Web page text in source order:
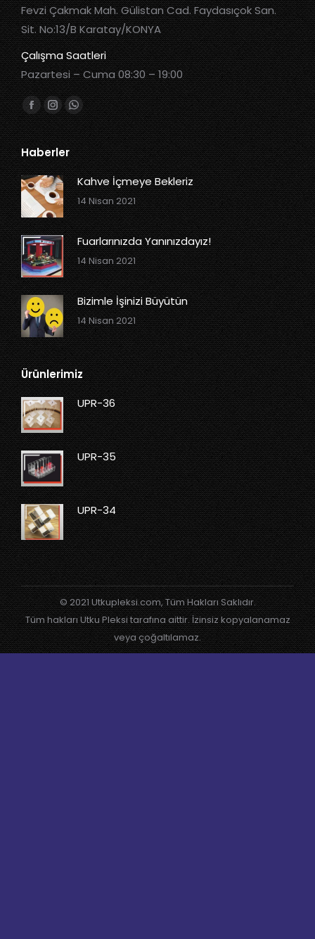
Fevzi Çakmak Mah. Gülistan Cad. Faydasıçok San.
Sit. No:13/B Karatay/KONYA
Çalışma Saatleri
Pazartesi – Cuma 08:30 – 19:00
Bizi bulun:
Haberler
Kahve İçmeye Bekleriz
14 Nisan 2021
Fuarlarınızda Yanınızdayız!
14 Nisan 2021
Bizimle İşinizi Büyütün
14 Nisan 2021
Ürünlerimiz
UPR-36
UPR-35
UPR-34
© 2021 Utkupleksi.com, Tüm Hakları Saklıdır.
Tüm hakları Utku Pleksi tarafına aittir. İzinsiz kopyalanamaz
veya çoğaltılamaz.